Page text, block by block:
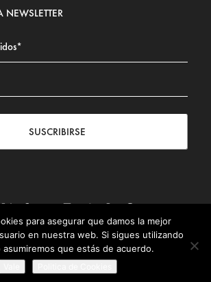
NEWSLETTER
SUSCRIBIRSE
legal| Política de privacidad | Política de
Cookies
© Fundación Civismo 2025
para asegurar que damos la mejor
en nuestra web. Si sigues utilizando
que estás de acuerdo.